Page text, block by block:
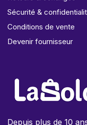
Sécurité &
Conditions de vente
Devenir fournisseur
Depuis plus de 10